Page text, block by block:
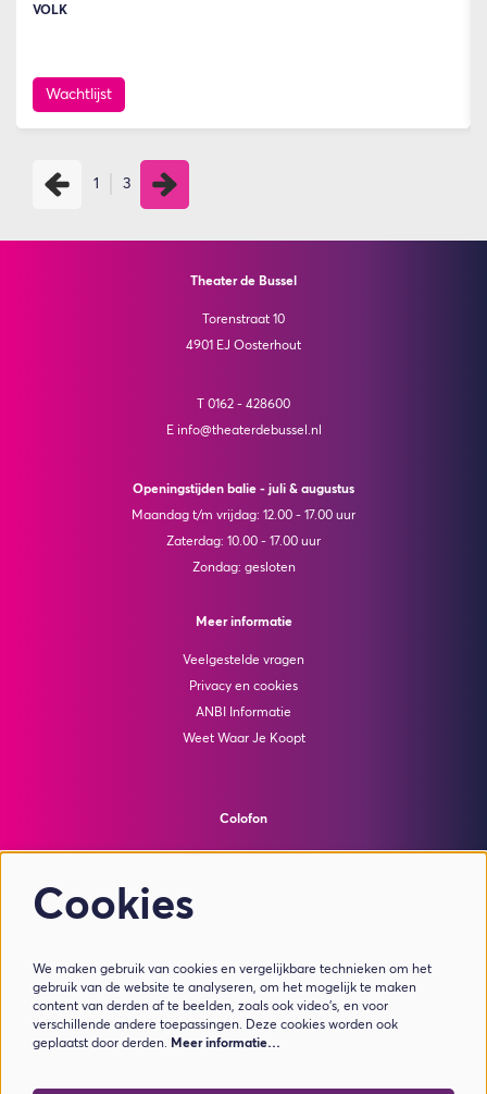
VOLK
Wachtlijst
1 3
Theater de Bussel
Torenstraat 10
4901 EJ Oosterhout
T 0162 - 428600
E info@theaterdebussel.nl
Openingstijden balie - juli & augustus
Maandag t/m vrijdag: 12.00 - 17.00 uur
Zaterdag: 10.00 - 17.00 uur
Zondag: gesloten
Meer informatie
Veelgestelde vragen
Privacy en cookies
ANBI Informatie
Weet Waar Je Koopt
Colofon
© Theater de Bussel
Meld je aan voor de nieuwsbrief
Cookies
We maken gebruik van cookies en vergelijkbare technieken om het
gebruik van de website te analyseren, om het mogelijk te maken
content van derden af te beelden, zoals ook video’s, en voor
verschillende andere toepassingen. Deze cookies worden ook
geplaatst door derden. Meer informatie…